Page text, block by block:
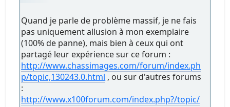
Quand je parle de problème massif, je ne fais
pas uniquement allusion à mon exemplaire
(100% de panne), mais bien à ceux qui ont
partagé leur expérience sur ce forum :
http://www.chassimages.com/forum/index.ph
p/topic,130243.0.html , ou sur d'autres forums
:
http://www.x100forum.com/index.php?/topic/